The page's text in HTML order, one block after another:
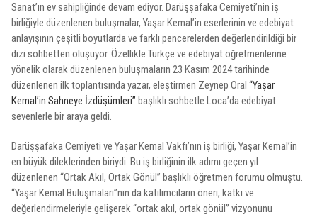
Sanat’ın ev sahipliğinde devam ediyor. Darüşşafaka Cemiyeti’nin iş
birliğiyle düzenlenen buluşmalar, Yaşar Kemal’in eserlerinin ve edebiyat
anlayışının çeşitli boyutlarda ve farklı pencerelerden değerlendirildiği bir
dizi sohbetten oluşuyor. Özellikle Türkçe ve edebiyat öğretmenlerine
yönelik olarak düzenlenen buluşmaların 23 Kasım 2024 tarihinde
düzenlenen ilk toplantısında yazar, eleştirmen Zeynep Oral “Yaşar
Kemal’in Sahneye İzdüşümleri” başlıklı sohbetle Loca’da edebiyat
sevenlerle bir araya geldi.
Darüşşafaka Cemiyeti ve Yaşar Kemal Vakfı’nın iş birliği, Yaşar Kemal’in
en büyük dileklerinden biriydi. Bu iş birliğinin ilk adımı geçen yıl
düzenlenen “Ortak Akıl, Ortak Gönül” başlıklı öğretmen forumu olmuştu.
“Yaşar Kemal Buluşmaları”nın da katılımcıların öneri, katkı ve
değerlendirmeleriyle gelişerek “ortak akıl, ortak gönül” vizyonunu